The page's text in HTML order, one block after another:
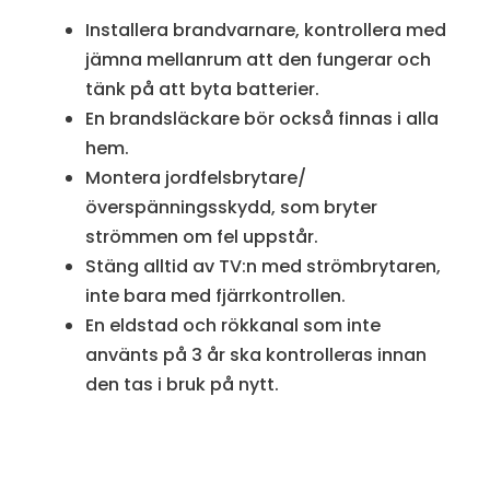
Installera brandvarnare, kontrollera med
jämna mellanrum att den fungerar och
tänk på att byta batterier.
En brandsläckare bör också finnas i alla
hem.
Montera jordfelsbrytare/
överspänningsskydd, som bryter
strömmen om fel uppstår.
Stäng alltid av TV:n med strömbrytaren,
inte bara med fjärrkontrollen.
En eldstad och rökkanal som inte
använts på 3 år ska kontrolleras innan
den tas i bruk på nytt.